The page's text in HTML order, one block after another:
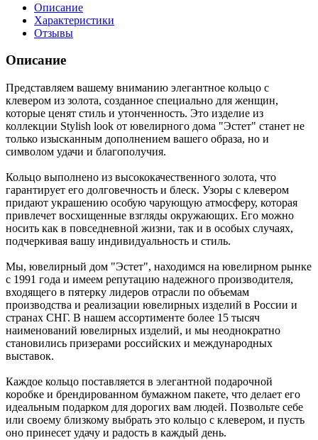
Описание
Характеристики
Отзывы
Описание
Представляем вашему вниманию элегантное кольцо с
клевером из золота, созданное специально для женщин,
которые ценят стиль и утонченность. Это изделие из
коллекции Stylish look от ювелирного дома "Эстет" станет не
только изысканным дополнением вашего образа, но и
символом удачи и благополучия.
Кольцо выполнено из высококачественного золота, что
гарантирует его долговечность и блеск. Узоры с клевером
придают украшению особую чарующую атмосферу, которая
привлечет восхищенные взгляды окружающих. Его можно
носить как в повседневной жизни, так и в особых случаях,
подчеркивая вашу индивидуальность и стиль.
Мы, ювелирный дом "Эстет", находимся на ювелирном рынке
с 1991 года и имеем репутацию надежного производителя,
входящего в пятерку лидеров отрасли по объемам
производства и реализации ювелирных изделий в России и
странах СНГ. В нашем ассортименте более 15 тысяч
наименований ювелирных изделий, и мы неоднократно
становились призерами российских и международных
выставок.
Каждое кольцо поставляется в элегантной подарочной
коробке и брендированном бумажном пакете, что делает его
идеальным подарком для дорогих вам людей. Позвольте себе
или своему близкому выбрать это кольцо с клевером, и пусть
оно принесет удачу и радость в каждый день.